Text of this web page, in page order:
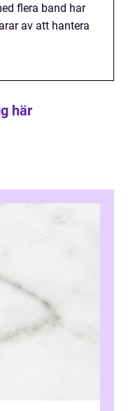
flera band har
av att hantera
här